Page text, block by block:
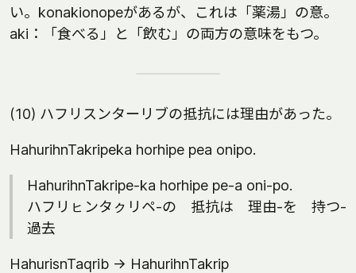
い。konakionopeがあるが、これは「薬湯」の意。
aki：「食べる」と「飲む」の両方の意味をもつ。
(10) ハフリスンターリブの抵抗には理由があった。
HahurihnTakripeka horhipe pea onipo.
HahurihnTakripe-ka horhipe pe-a oni-po.
ハフリㇶンタㇰリペ-の 抵抗は 理由-を 持つ-
過去
HahurisnTaqrib -> HahurihnTakrip